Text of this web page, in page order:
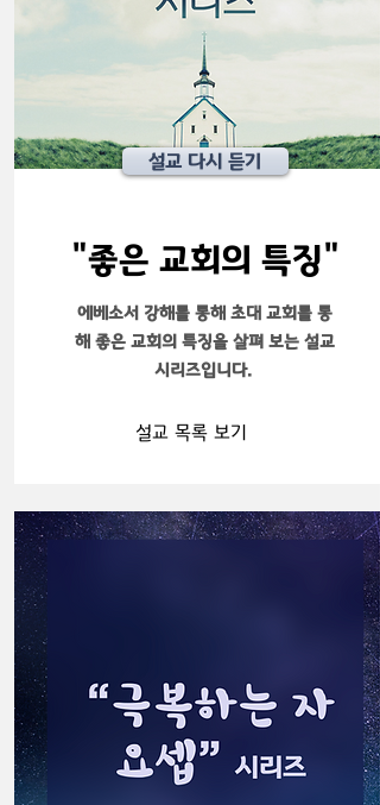
설교 다시 듣기
​"좋은 교회의 특징"
에베소서 강해를 통해 초대 교회를 통
해 좋은 교회의 특징을 살펴 보는 설교
시리즈입니다.
설교 목록 보기